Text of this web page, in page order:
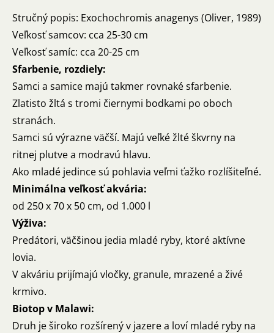
Stručný popis: Exochochromis anagenys (Oliver, 1989)
Veľkosť samcov: cca 25-30 cm
Veľkosť samíc: cca 20-25 cm
Sfarbenie, rozdiely:
Samci a samice majú takmer rovnaké sfarbenie.
Zlatisto žltá s tromi čiernymi bodkami po oboch
stranách.
Samci sú výrazne väčší. Majú veľké žlté škvrny na
ritnej plutve a modravú hlavu.
Ako mladé jedince sú pohlavia veľmi ťažko rozlíšiteľné.
Minimálna veľkosť akvária:
od 250 x 70 x 50 cm, od 1.000 l
Výživa:
Predátori, väčšinou jedia mladé ryby, ktoré aktívne
lovia.
V akváriu prijímajú vločky, granule, mrazené a živé
krmivo.
Biotop v Malawi:
Druh je široko rozšírený v jazere a loví mladé ryby na